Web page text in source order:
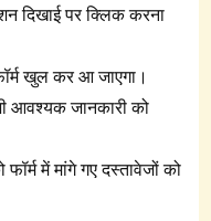
दिखाई पर क्लिक करना
खुल कर आ जाएगा।
आवश्यक जानकारी को
में मांगे गए दस्तावेजों को